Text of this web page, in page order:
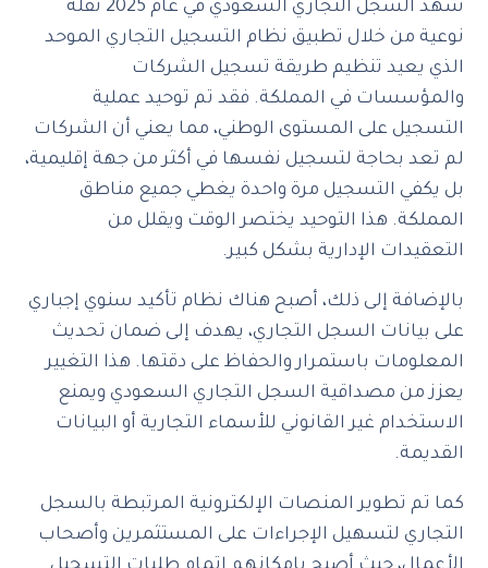
شهد السجل التجاري السعودي في عام 2025 نقلة
نوعية من خلال تطبيق نظام التسجيل التجاري الموحد
الذي يعيد تنظيم طريقة تسجيل الشركات
والمؤسسات في المملكة. فقد تم توحيد عملية
التسجيل على المستوى الوطني، مما يعني أن الشركات
لم تعد بحاجة لتسجيل نفسها في أكثر من جهة إقليمية،
بل يكفي التسجيل مرة واحدة يغطي جميع مناطق
المملكة. هذا التوحيد يختصر الوقت ويقلل من
التعقيدات الإدارية بشكل كبير.
بالإضافة إلى ذلك، أصبح هناك نظام تأكيد سنوي إجباري
على بيانات السجل التجاري، يهدف إلى ضمان تحديث
المعلومات باستمرار والحفاظ على دقتها. هذا التغيير
يعزز من مصداقية السجل التجاري السعودي ويمنع
الاستخدام غير القانوني للأسماء التجارية أو البيانات
القديمة.
كما تم تطوير المنصات الإلكترونية المرتبطة بالسجل
التجاري لتسهيل الإجراءات على المستثمرين وأصحاب